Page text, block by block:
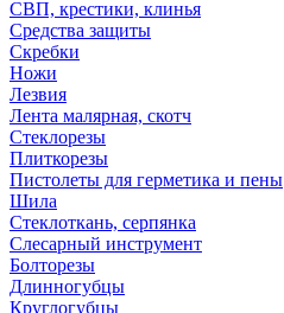
СВП, крестики, клинья
Средства защиты
Скребки
Ножи
Лезвия
Лента малярная, скотч
Стеклорезы
Плиткорезы
Пистолеты для герметика и пены
Шила
Стеклоткань, серпянка
Слесарный инструмент
Болторезы
Длинногубцы
Круглогубцы